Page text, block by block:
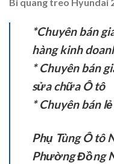
Bi quang treo Hyundai
*Chuyên bán
hàng kinh
* Chuyên bán
sửa chữa Ô tô
* Chuyên bán
Phụ Tùng Ô tô
Phường Đồng